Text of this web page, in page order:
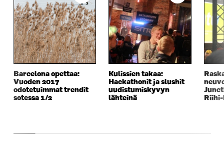
Barcelona opettaa:
Vuoden 2017
odotetuimmat trendit
sotessa 1/2
Kulissien takaa:
Hackathonit ja slushit
uudistumiskyvyn
lähteinä
Riihi-